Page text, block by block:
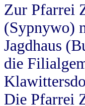
Zur Pfarrei
(Sypnywo)
Jagdhaus
die
Die Pfarrei